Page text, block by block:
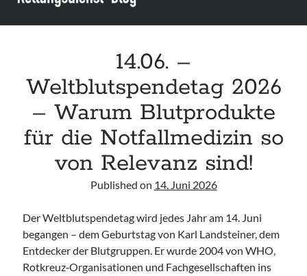
Leitlinie „Bauchschmerz bei Kindern und Jugendlichen – Bildgebende
Leitlinie „Kopfschmerzen bei Kindern und Jugendlichen – Bildgebende
Diagnostik“ der GPR
14.06. –
Weltblutspendetag 2026
– Warum Blutprodukte
für die Notfallmedizin so
von Relevanz sind!
Published on 14. Juni 2026
Der Weltblutspendetag wird jedes Jahr am 14. Juni
begangen – dem Geburtstag von Karl Landsteiner, dem
Entdecker der Blutgruppen. Er wurde 2004 von WHO,
Rotkreuz‑Organisationen und Fachgesellschaften ins